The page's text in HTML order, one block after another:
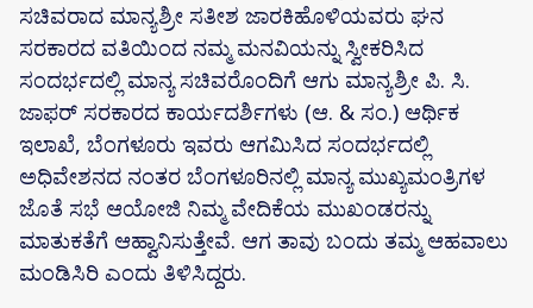
ಸಚಿವರಾದ ಮಾನ್ಯಶ್ರೀ ಸತೀಶ ಜಾರಕಿಹೊಳಿಯವರು ಘನ
ಸರಕಾರದ ವತಿಯಿಂದ ನಮ್ಮ ಮನವಿಯನ್ನು ಸ್ವೀಕರಿಸಿದ
ಸಂದರ್ಭದಲ್ಲಿ ಮಾನ್ಯ ಸಚಿವರೊಂದಿಗೆ ಆಗು ಮಾನ್ಯಶ್ರೀ ಪಿ. ಸಿ.
ಜಾಫರ್ ಸರಕಾರದ ಕಾರ್ಯದರ್ಶಿಗಳು (ಆ. & ಸಂ.) ಆರ್ಥಿಕ
ಇಲಾಖೆ, ಬೆಂಗಳೂರು ಇವರು ಆಗಮಿಸಿದ ಸಂದರ್ಭದಲ್ಲಿ
ಅಧಿವೇಶನದ ನಂತರ ಬೆಂಗಳೂರಿನಲ್ಲಿ ಮಾನ್ಯ ಮುಖ್ಯಮಂತ್ರಿಗಳ
ಜೊತೆ ಸಭೆ ಆಯೋಜಿ ನಿಮ್ಮ ವೇದಿಕೆಯ ಮುಖಂಡರನ್ನು
ಮಾತುಕತೆಗೆ ಆಹ್ವಾನಿಸುತ್ತೇವೆ. ಆಗ ತಾವು ಬಂದು ತಮ್ಮ ಆಹವಾಲು
ಮಂಡಿಸಿರಿ ಎಂದು ತಿಳಿಸಿದ್ದರು.